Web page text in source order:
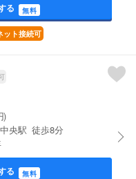
る 無料
ット接続可
)
央駅 徒歩8分
る 無料